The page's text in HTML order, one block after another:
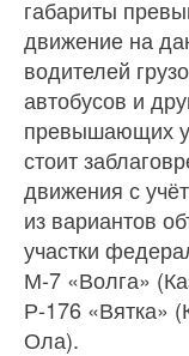
габариты
движение на
водителей
автобусов и
превышающих
стоит
движения с
из вариантов
участки
М-7 «Волга»
Р-176 «Вятка»
Ола).